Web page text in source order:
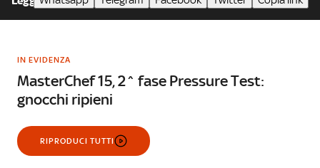
IN EVIDENZA
MasterChef 15, 2^ fase Pressure Test:
gnocchi ripieni
RIPRODUCI TUTTI